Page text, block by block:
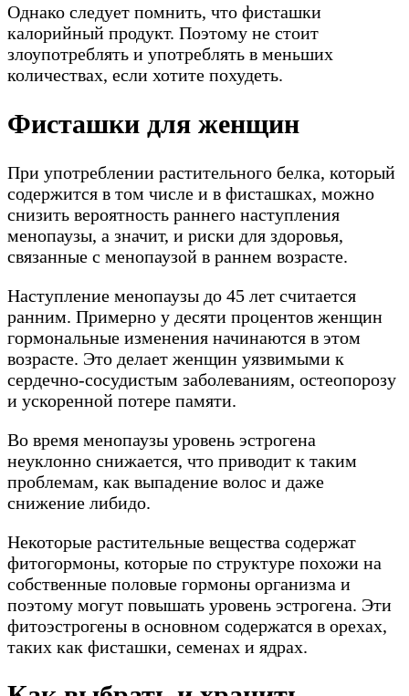
Однако следует помнить, что фисташки
калорийный продукт. Поэтому не стоит
злоупотреблять и употреблять в меньших
количествах, если хотите похудеть.
Фисташки для женщин
При употреблении растительного белка, который
содержится в том числе и в фисташках, можно
снизить вероятность раннего наступления
менопаузы, а значит, и риски для здоровья,
связанные с менопаузой в раннем возрасте.
Наступление менопаузы до 45 лет считается
ранним. Примерно у десяти процентов женщин
гормональные изменения начинаются в этом
возрасте. Это делает женщин уязвимыми к
сердечно-сосудистым заболеваниям, остеопорозу
и ускоренной потере памяти.
Во время менопаузы уровень эстрогена
неуклонно снижается, что приводит к таким
проблемам, как выпадение волос и даже
снижение либидо.
Некоторые растительные вещества содержат
фитогормоны, которые по структуре похожи на
собственные половые гормоны организма и
поэтому могут повышать уровень эстрогена. Эти
фитоэстрогены в основном содержатся в орехах,
таких как фисташки, семенах и ядрах.